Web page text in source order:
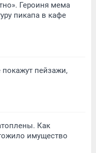
Героиня мема
пикапа в кафе
покажут пейзажи,
Как
имущество